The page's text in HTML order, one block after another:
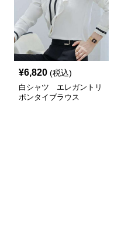
¥6,820 (税込)
白シャツ エレガントリ
ボンタイブラウス